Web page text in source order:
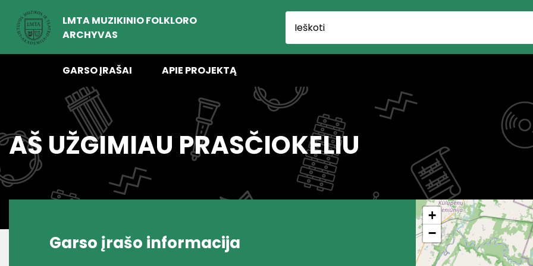
LMTA MUZIKINIO FOLKLORO
ARCHYVAS
GARSO ĮRAŠAI APIE PROJEKTĄ
AŠ UŽGIMIAU PRASČIOKELIU
Garso įrašo informacija
+
−